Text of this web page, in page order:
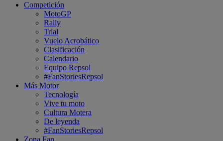
Competición
MotoGP
Rally
Trial
Vuelo Acrobático
Clasificación
Calendario
Equipo Repsol
#FanStoriesRepsol
Más Motor
Tecnología
Vive tu moto
Cultura Motera
De leyenda
#FanStoriesRepsol
Zona Fan